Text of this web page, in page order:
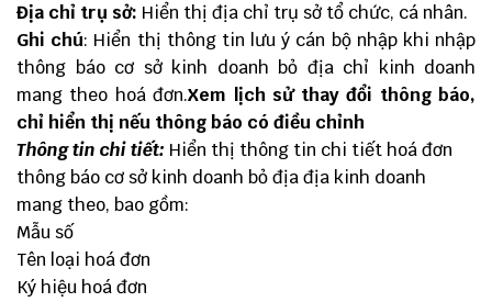
Địa chỉ trụ sở: Hiển thị địa chỉ trụ sở tổ chức, cá nhân.
Ghi chú: Hiển thị thông tin lưu ý cán bộ nhập khi nhập
thông báo cơ sở kinh doanh bỏ địa chỉ kinh doanh
mang theo hoá đơn.Xem lịch sử thay đổi thông báo,
chỉ hiển thị nếu thông báo có điều chỉnh
Thông tin chi tiết: Hiển thị thông tin chi tiết hoá đơn
thông báo cơ sở kinh doanh bỏ địa địa kinh doanh
mang theo, bao gồm:
Mẫu số
Tên loại hoá đơn
Ký hiệu hoá đơn